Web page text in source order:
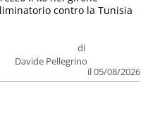
di
Davide Pellegrino
il 05/08/2026
contro la Tunisia